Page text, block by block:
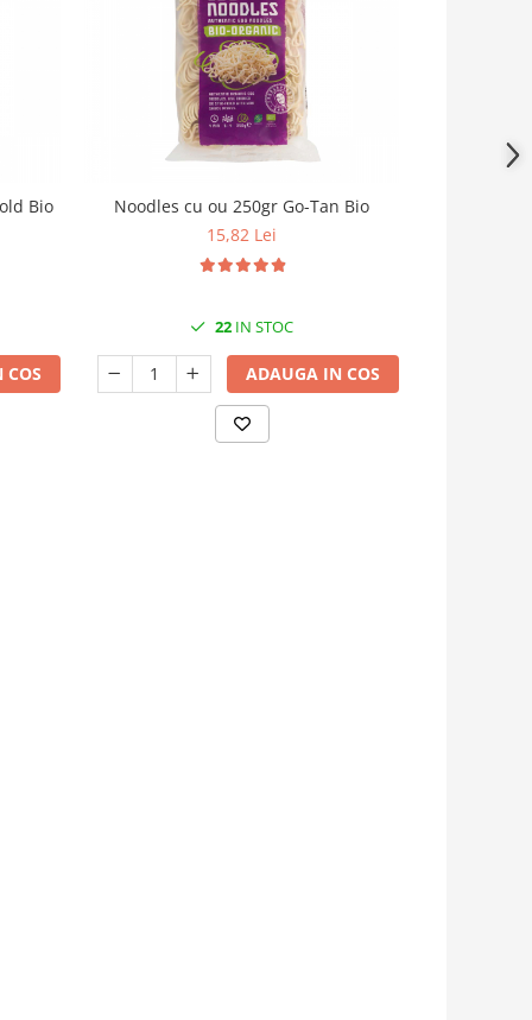
Bio
Noodles cu ou 250gr Go-Tan Bio
15,82 Lei
22 IN STOC
ADAUGA IN COS